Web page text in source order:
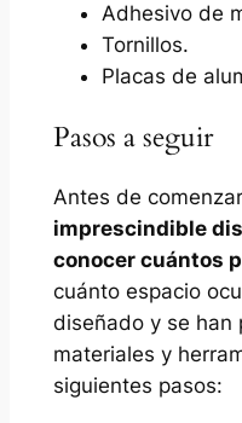
Adhesivo de
Tornillos.
Placas de
Pasos a seguir
Antes de
imprescindible
conocer cuántos
cuánto espacio
diseñado y se han
materiales y
siguientes pasos: